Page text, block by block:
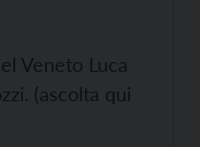
Veneto Luca
(ascolta qui